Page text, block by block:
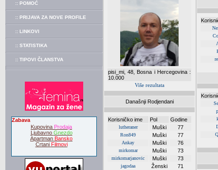
:: POMOĆ
:: PRIJAVA ZA NOVE PROFILE
:: LINKOVI
:: STATISTIKA
:: TIPOVI ČLANSTVA
Zabava
Kupovina Prodaja
Ljubavno Gnezdo
Apartman Bansko
Crtani Filmovi
pisi_mi, 48, Bosna i Hercegovina :
10.000
Više rezultata
Današnji Rodjendani
Korisničko ime Pol Godine
lutheraner Muški 77
Ron849 Muški 77
Ankay Muški 76
mirkomar Muški 73
mirkomarjanovic Muški 73
jagodaa Ženski 71